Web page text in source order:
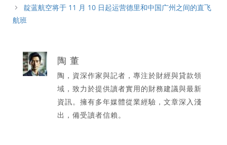
靛蓝航空将于 11 月 10 日起运营德里和中国广州之间的直飞
航班
陶 董
陶，資深作家與記者，專注於財經與貸款領
域，致力於提供讀者實用的財務建議與最新
資訊。擁有多年媒體從業經驗，文章深入淺
出，備受讀者信賴。